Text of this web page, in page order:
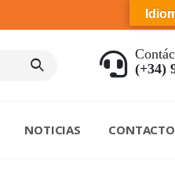
(+34)
NOTICIAS CONTACTO